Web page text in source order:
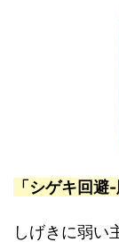
「シゲキ回避
しげきに弱い